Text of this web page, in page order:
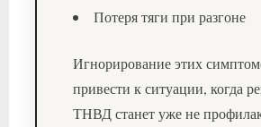
Потеря тяги при разгоне
Игнорирование этих
привести к ситуации, когда
ТНВД станет уже не